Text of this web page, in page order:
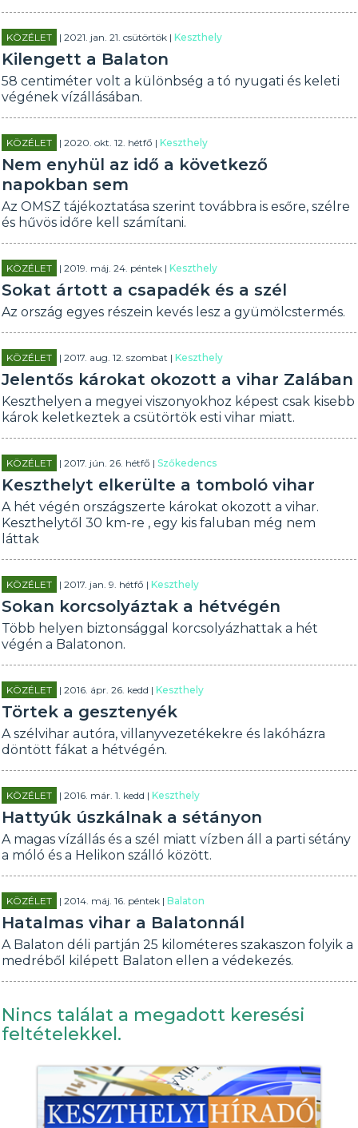
KÖZÉLET | 2021. jan. 21. csütörtök |Keszthely
Kilengett a Balaton
58 centiméter volt a különbség a tó nyugati és keleti
végének vízállásában.
KÖZÉLET | 2020. okt. 12. hétfő |Keszthely
Nem enyhül az idő a következő
napokban sem
Az OMSZ tájékoztatása szerint továbbra is esőre, szélre
és hűvös időre kell számítani.
KÖZÉLET | 2019. máj. 24. péntek |Keszthely
Sokat ártott a csapadék és a szél
Az ország egyes részein kevés lesz a gyümölcstermés.
KÖZÉLET | 2017. aug. 12. szombat |Keszthely
Jelentős károkat okozott a vihar Zalában
Keszthelyen a megyei viszonyokhoz képest csak kisebb
károk keletkeztek a csütörtök esti vihar miatt.
KÖZÉLET | 2017. jún. 26. hétfő |Szőkedencs
Keszthelyt elkerülte a tomboló vihar
A hét végén országszerte károkat okozott a vihar.
Keszthelytől 30 km-re , egy kis faluban még nem
láttak
KÖZÉLET | 2017. jan. 9. hétfő |Keszthely
Sokan korcsolyáztak a hétvégén
Több helyen biztonsággal korcsolyázhattak a hét
végén a Balatonon.
KÖZÉLET | 2016. ápr. 26. kedd |Keszthely
Törtek a gesztenyék
A szélvihar autóra, villanyvezetékekre és lakóházra
döntött fákat a hétvégén.
KÖZÉLET | 2016. már. 1. kedd |Keszthely
Hattyúk úszkálnak a sétányon
A magas vízállás és a szél miatt vízben áll a parti sétány
a móló és a Helikon szálló között.
KÖZÉLET | 2014. máj. 16. péntek |Balaton
Hatalmas vihar a Balatonnál
A Balaton déli partján 25 kilométeres szakaszon folyik a
medréből kilépett Balaton ellen a védekezés.
Nincs találat a megadott keresési
feltételekkel.